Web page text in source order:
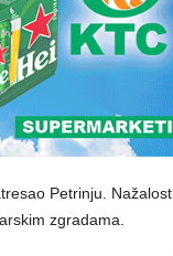
Petrinju. Nažalost,
zgradama.